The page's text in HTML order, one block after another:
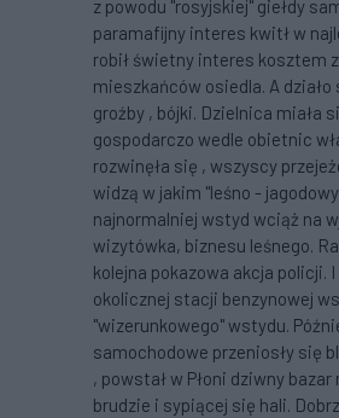
z powodu "rosyjskiej" giełdy
paramafijny interes kwitł w
robił świetny interes kosztem
mieszkańców osiedla. A działo
groźby , bójki. Dzielnica miała
gospodarczo wedle obietnic
rozwinęła się , wszyscy
widzą w jakim "leśno -
najnormalniej wstyd wciąż na
wizytówka, biznesu leśnego.
kolejna pokazowa akcja policji.
okolicznej stacji benzynowej
"wizerunkowego" wstydu.
samochodowe przeniosły się
, powstał w Płoni dziwny
brudzie i sypiącej się hali.